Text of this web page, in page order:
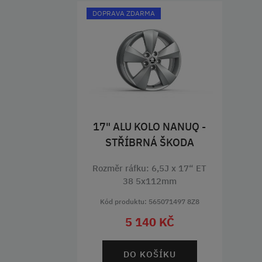
DOPRAVA ZDARMA
17" ALU KOLO NANUQ -
STŘÍBRNÁ ŠKODA
Rozměr ráfku: 6,5J x 17“ ET
38 5x112mm
Kód produktu: 565071497 8Z8
5 140 KČ
DO KOŠÍKU